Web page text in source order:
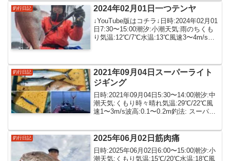
釣行日記 2024年02月01日一つテンヤ
↓YouTube版はコチラ↓日時:2024年02月01
日7:30〜15:00潮汐:小潮天気:雨のちくも
り気温:12℃/7℃水温:13℃風速3〜4m/s波
釣行日記
2021年09月04日スーパーライト
ジギング
日時:2021年09月04日5:30〜14:00潮汐:中
潮天気:くもり時々晴れ気温:29℃/22℃風
速1〜3m/s波高:0.1〜0.2m釣法: スーパー
釣行日記 2025年06月02日筋肉痛
日時:2025年06月02日6:00〜15:00潮汐:小
潮天気:くもり気温:15℃/20℃水温:18℃風